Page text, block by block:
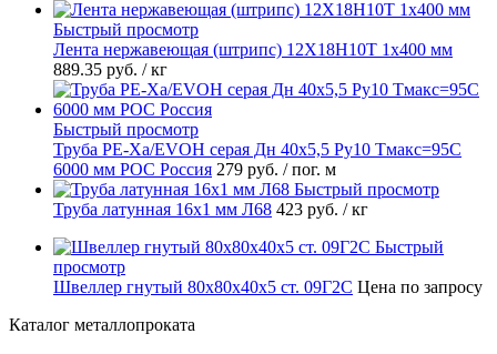
Быстрый просмотр
Лента нержавеющая (штрипс) 12Х18Н10Т 1х400 мм
889.35 руб. / кг
Быстрый просмотр
Труба PE-Xa/EVOH серая Дн 40х5,5 Ру10 Тмакс=95C
6000 мм РОС Россия 279 руб. / пог. м
Быстрый просмотр
Труба латунная 16х1 мм Л68 423 руб. / кг
Быстрый
просмотр
Швеллер гнутый 80х80х40х5 ст. 09Г2С Цена по запросу
Каталог металлопроката